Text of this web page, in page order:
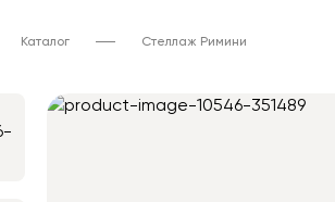
Каталог Стеллаж Римини